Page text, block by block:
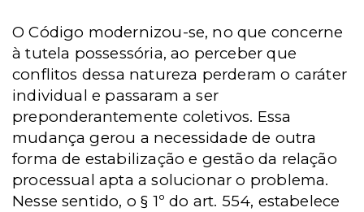
O Código modernizou-se, no que concerne
à tutela possessória, ao perceber que
conflitos dessa natureza perderam o caráter
individual e passaram a ser
preponderantemente coletivos. Essa
mudança gerou a necessidade de outra
forma de estabilização e gestão da relação
processual apta a solucionar o problema.
Nesse sentido, o § 1º do art. 554, estabelece